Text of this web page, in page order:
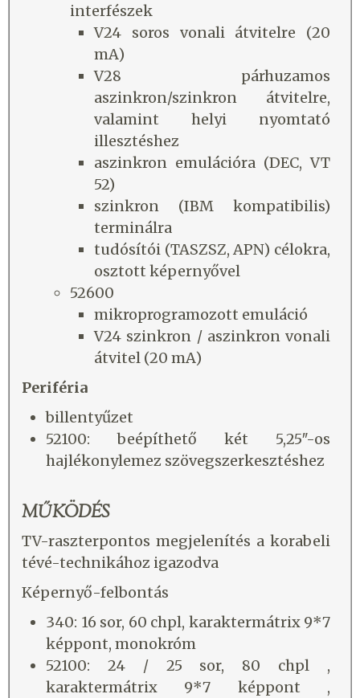
interfészek
V24 soros vonali átvitelre (20
mA)
V28 párhuzamos
aszinkron/szinkron átvitelre,
valamint helyi nyomtató
illesztéshez
aszinkron emulációra (DEC, VT
52)
szinkron (IBM kompatibilis)
terminálra
tudósítói (TASZSZ, APN) célokra,
osztott képernyővel
52600
mikroprogramozott emuláció
V24 szinkron / aszinkron vonali
átvitel (20 mA)
Periféria
billentyűzet
52100: beépíthető két 5,25″-os
hajlékonylemez szövegszerkesztéshez
MŰKÖDÉS
TV-raszterpontos megjelenítés a korabeli
tévé-technikához igazodva
Képernyő-felbontás
340: 16 sor, 60 chpl, karaktermátrix 9*7
képpont, monokróm
52100: 24 / 25 sor, 80 chpl ,
karaktermátrix 9*7 képpont ,